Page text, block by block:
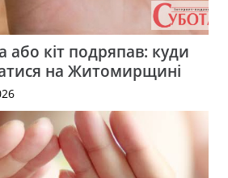
або кіт подряпав: куди
на Житомирщині